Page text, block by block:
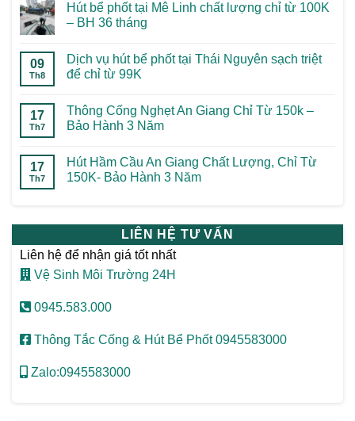
Hút bể phốt tại Mê Linh chất lượng chỉ từ 100K
– BH 36 tháng
09
Th8
Dịch vụ hút bể phốt tại Thái Nguyên sạch triệt
để chỉ từ 99K
17
Th7
Thông Cống Nghẹt An Giang Chỉ Từ 150k –
Bảo Hành 3 Năm
17
Th7
Hút Hầm Cầu An Giang Chất Lượng, Chỉ Từ
150K- Bảo Hành 3 Năm
LIÊN HỆ TƯ VẤN
Liên hệ để nhận giá tốt nhất
Vệ Sinh Môi Trường 24H
0945.583.000
Thông Tắc Cống & Hút Bể Phốt 0945583000
Zalo:0945583000